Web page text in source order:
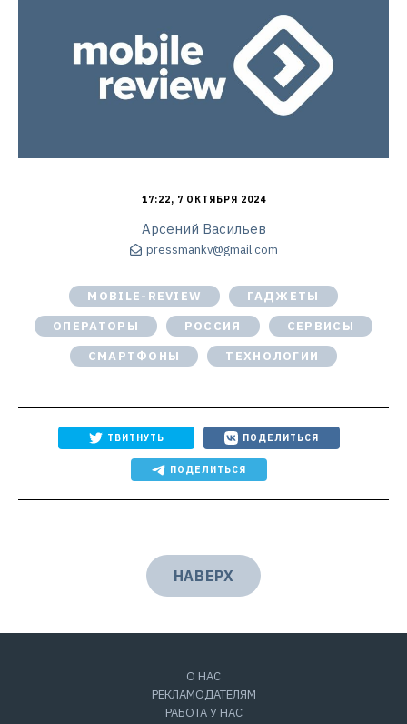
17:22, 7 ОКТЯБРЯ 2024
Арсений Васильев
pressmankv@gmail.com
MOBILE-REVIEW
ГАДЖЕТЫ
ОПЕРАТОРЫ
РОССИЯ
СЕРВИСЫ
СМАРТФОНЫ
ТЕХНОЛОГИИ
ТВИТНУТЬ ПОДЕЛИТЬСЯ
ПОДЕЛИТЬСЯ
НАВЕРХ
О НАС
РЕКЛАМОДАТЕЛЯМ
РАБОТА У НАС